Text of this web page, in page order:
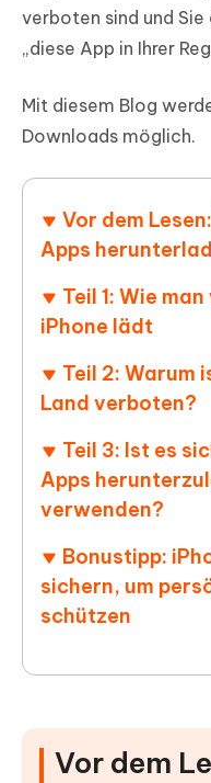
verboten sind und
„diese App in Ihrer
Mit diesem Blog
Downloads möglich.
Vor dem
Apps
Teil 1: Wie
iPhone lädt
Teil 2: Warum
Land verboten?
Teil 3: Ist es
Apps
verwenden?
Bonustipp:
sichern, um
schützen
Vor dem